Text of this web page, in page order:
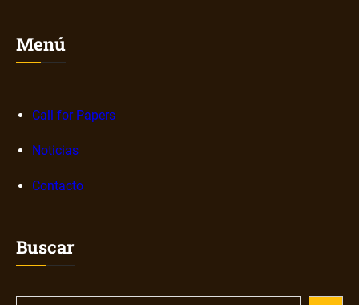
Menú
Call for Papers
Noticias
Contacto
Buscar